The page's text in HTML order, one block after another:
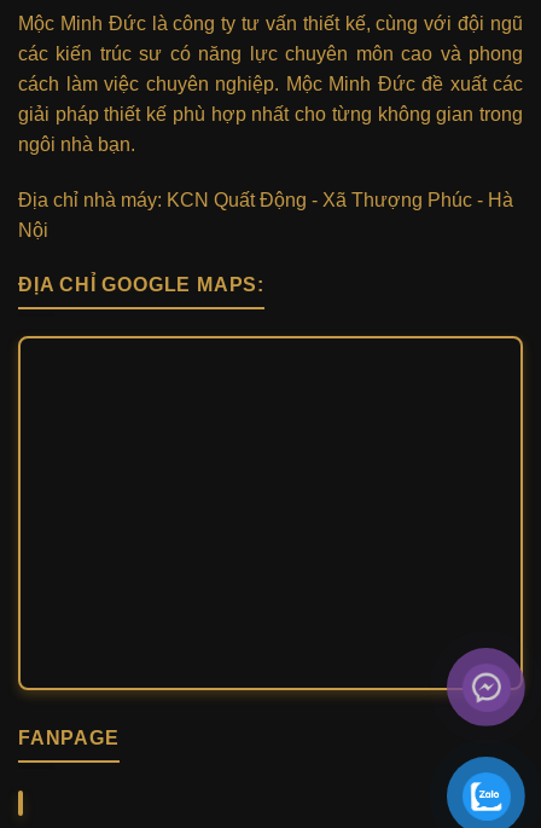
Mộc Minh Đức là công ty tư vấn thiết kế, cùng với đội ngũ
các kiến trúc sư có năng lực chuyên môn cao và phong
cách làm việc chuyên nghiệp. Mộc Minh Đức đề xuất các
giải pháp thiết kế phù hợp nhất cho từng không gian trong
ngôi nhà bạn.
Địa chỉ nhà máy: KCN Quất Động - Xã Thượng Phúc - Hà
Nội
ĐỊA CHỈ GOOGLE MAPS:
FANPAGE